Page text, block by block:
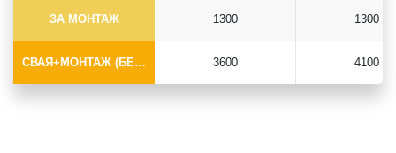
ЗА МОНТАЖ
СВАЯ+МОНТАЖ (БЕЗ ОГОЛОВКА)
1300
3600
1300
4100